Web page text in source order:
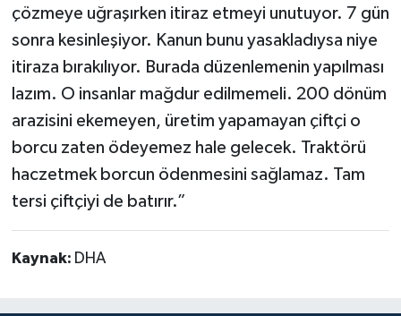
çözmeye uğraşırken itiraz etmeyi unutuyor. 7 gün
sonra kesinleşiyor. Kanun bunu yasakladıysa niye
itiraza bırakılıyor. Burada düzenlemenin yapılması
lazım. O insanlar mağdur edilmemeli. 200 dönüm
arazisini ekemeyen, üretim yapamayan çiftçi o
borcu zaten ödeyemez hale gelecek. Traktörü
haczetmek borcun ödenmesini sağlamaz. Tam
tersi çiftçiyi de batırır.”
Kaynak: DHA